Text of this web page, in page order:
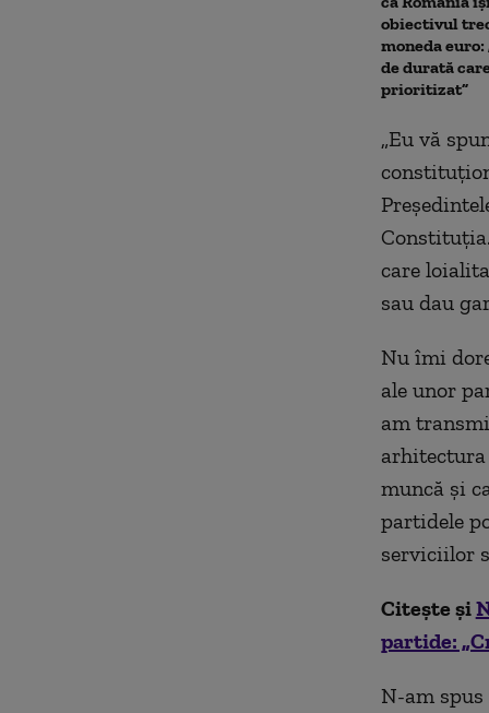
obiectivul
moneda euro:
de durată
prioritizat”
„Eu vă
care
sau dau
Nu îmi
ale unor
am
muncă și
partidele
serviciilor
Citește și
partide:
N-am